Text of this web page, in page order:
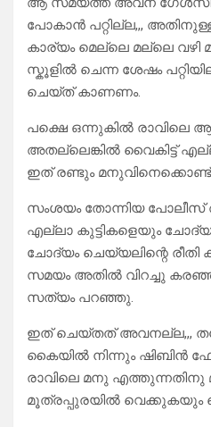
പോകാൻ പറ്റില്ല,,,
കാര്യം മെല്ലെ മല്ലെ വഴി
സ്കൂളില്‍ ചെന്ന ശേഷം
ചെയ്ത് കാണണം.
പക്ഷെ ഒന്നുകില്‍ രാവിലെ
അതല്ലെങ്കില്‍ വൈകിട്ട്
ഇത് രണ്ടും മനുവിനെക്കൊണ്ട്
സംശയം തോന്നിയ പോലീസ്
എല്ലാ കുട്ടികളെയും
ചോദ്യം ചെയ്യലിന്റെ
സമയം അതിൽ വിറച്ചു
സത്യം പറഞ്ഞു.
ഇത് ചെയ്തത് അവനല്ല,,,
കൈയിൽ നിന്നും ഷിബിൻ
രാവിലെ മനു
മൂത്രപ്പുരയിൽ വെക്കുകയും